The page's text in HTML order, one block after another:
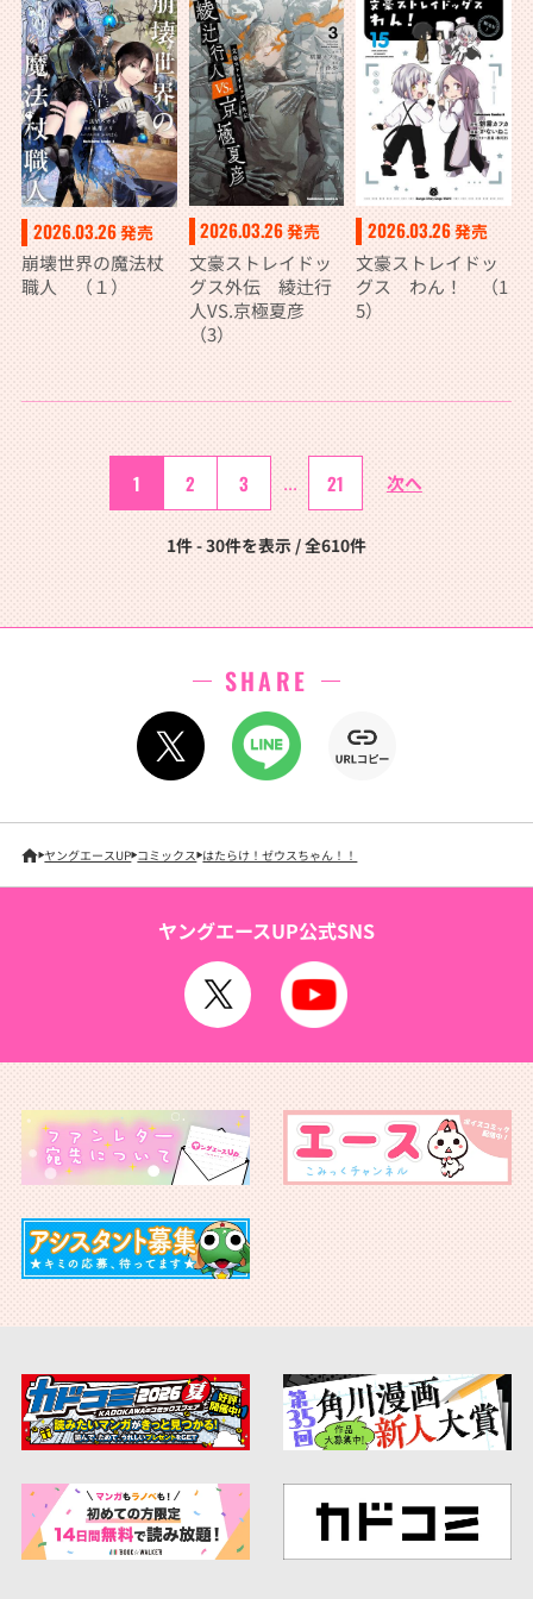
最強へと至る 7
2026.03.26発売
崩壊世界の魔法杖
職人 （１）
2026.03.26発売
文豪ストレイドッ
グス外伝 綾辻行
人VS.京極夏彦
（3）
2026.03.26発売
文豪ストレイドッ
グス わん！ （1
5）
1 2 3 ... 21 次へ
1件 - 30件を表示 / 全610件
SHARE
ヤングエースUP コミックス はたらけ！ゼウスちゃん！！
ヤングエースUP公式SNS